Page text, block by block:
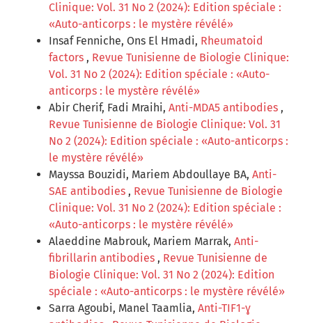
Clinique: Vol. 31 No 2 (2024): Edition spéciale :
«Auto-anticorps : le mystère révélé»
Insaf Fenniche, Ons El Hmadi, Rheumatoid
factors , Revue Tunisienne de Biologie Clinique:
Vol. 31 No 2 (2024): Edition spéciale : «Auto-
anticorps : le mystère révélé»
Abir Cherif, Fadi Mraihi, Anti-MDA5 antibodies ,
Revue Tunisienne de Biologie Clinique: Vol. 31
No 2 (2024): Edition spéciale : «Auto-anticorps :
le mystère révélé»
Mayssa Bouzidi, Mariem Abdoullaye BA, Anti-
SAE antibodies , Revue Tunisienne de Biologie
Clinique: Vol. 31 No 2 (2024): Edition spéciale :
«Auto-anticorps : le mystère révélé»
Alaeddine Mabrouk, Mariem Marrak, Anti-
fibrillarin antibodies , Revue Tunisienne de
Biologie Clinique: Vol. 31 No 2 (2024): Edition
spéciale : «Auto-anticorps : le mystère révélé»
Sarra Agoubi, Manel Taamlia, Anti-TIF1-ɣ